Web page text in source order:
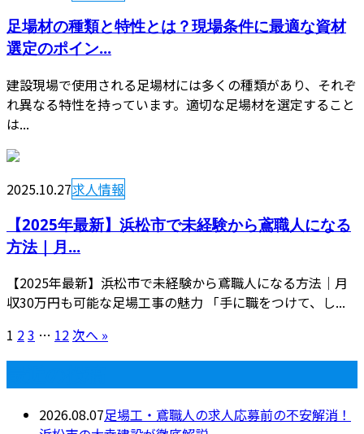
足場材の種類と特性とは？現場条件に最適な資材
選定のポイン...
建設現場で使用される足場材には多くの種類があり、それぞ
れ異なる特性を持っています。適切な足場材を選定すること
は...
2025.10.27求人情報
【2025年最新】浜松市で未経験から鳶職人になる
方法｜月...
【2025年最新】浜松市で未経験から鳶職人になる方法｜月
収30万円も可能な足場工事の魅力 「手に職をつけて、し...
1 23 … 12次へ »
2026.08.07足場工・鳶職人の求人応募前の不安解消！